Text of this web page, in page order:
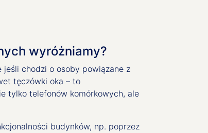
wyróżniamy?
chodzi o osoby powiązane z
tęczówki oka – to
tylko telefonów komórkowych, ale
budynków, np. poprzez